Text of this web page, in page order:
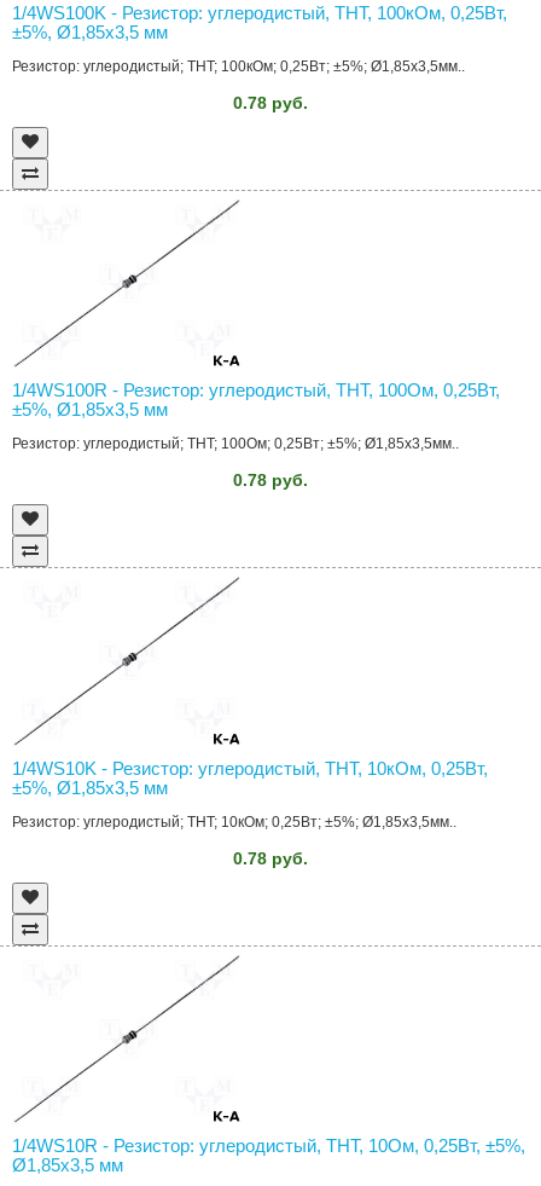
1/4WS100K - Резистор: углеродистый, THT, 100кОм, 0,25Вт,
±5%, Ø1,85x3,5 мм
Резистор: углеродистый; THT; 100кОм; 0,25Вт; ±5%; Ø1,85x3,5мм..
0.78 руб.
1/4WS100R - Резистор: углеродистый, THT, 100Ом, 0,25Вт,
±5%, Ø1,85x3,5 мм
Резистор: углеродистый; THT; 100Ом; 0,25Вт; ±5%; Ø1,85x3,5мм..
0.78 руб.
1/4WS10K - Резистор: углеродистый, THT, 10кОм, 0,25Вт,
±5%, Ø1,85x3,5 мм
Резистор: углеродистый; THT; 10кОм; 0,25Вт; ±5%; Ø1,85x3,5мм..
0.78 руб.
1/4WS10R - Резистор: углеродистый, THT, 10Ом, 0,25Вт, ±5%,
Ø1,85x3,5 мм